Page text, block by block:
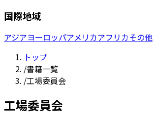
国際地域
アジアヨーロッパアメリカアフリカその他
トップ
/書籍一覧
/工場委員会
工場委員会